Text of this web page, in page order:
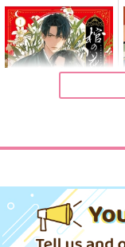
カリム×ジャミル
サンプル
作品詳細
り、二人は遠からず愛
を知る 1
彗星社
858円（税込）